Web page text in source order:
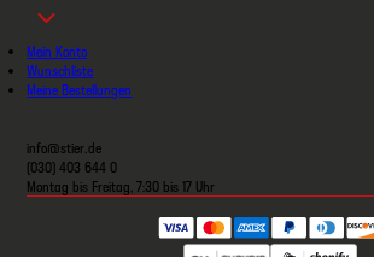
Mein Konto
Wunschliste
Meine Bestellungen
info@stier.de
(030) 403 644 0
Montag bis Freitag, 7:30 bis 17 Uhr